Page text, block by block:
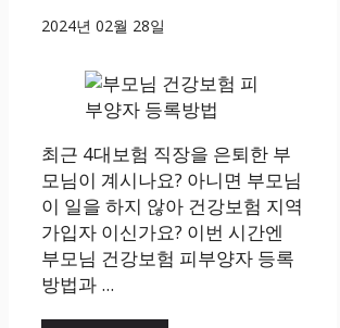
2024년 02월 28일
최근 4대보험 직장을 은퇴한 부
모님이 계시나요? 아니면 부모님
이 일을 하지 않아 건강보험 지역
가입자 이신가요? 이번 시간엔
부모님 건강보험 피부양자 등록
방법과 ...